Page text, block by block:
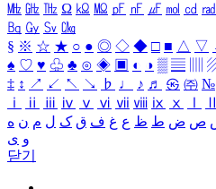
㎒ ㎓ ㎔ Ω ㏀ ㏁ ㎊ ㎋ ㎌ ㏖ ㏅ ㎭
㏃ ㏉ ㏜ ㏆
§ ※ ☆ ★ ○ ● ◎ ◇ ◆ □ ■ △ ▽
♠ ♡ ♥ ♧ ♣ ⊙ ◈ ▣ ◐ ◑ ▒ ▤
‡ ↕ ↗ ↙ ↖ ↘ ♭ ♩ ♪ ♬ ㉿ ㈜ №
ⅰ
ⅱ ⅲ ⅳ ⅴ ⅵ ⅶ ⅷ ⅸ ⅹ
ص ض ط ظ ع غ ف ق ک ل م ن ه
و ی
닫기